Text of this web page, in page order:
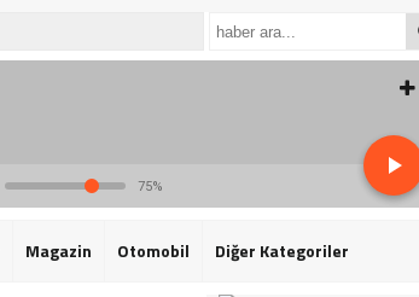
75%
Magazin Otomobil Diğer Kategoriler